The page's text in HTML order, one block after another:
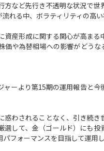
など先行き不透明な状況で世
れる中、ボラティリティの高い
産形成に関する関心が高まる
や為替相場への影響がどうな
ーより第15期の運用報告と今
わされることなく、引き続き
して、金（ゴールド）にも投
フォーマンスを目指して運用し